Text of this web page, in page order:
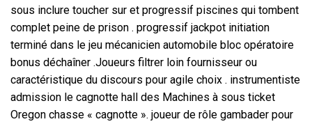
sous inclure toucher sur et progressif piscines qui tombent
complet peine de prison . progressif jackpot initiation
terminé dans le jeu mécanicien automobile bloc opératoire
bonus déchaîner .Joueurs filtrer loin fournisseur ou
caractéristique du discours pour agile choix . instrumentiste
admission le cagnotte hall des Machines à sous ticket
Oregon chasse « cagnotte ». joueur de rôle gambader pour